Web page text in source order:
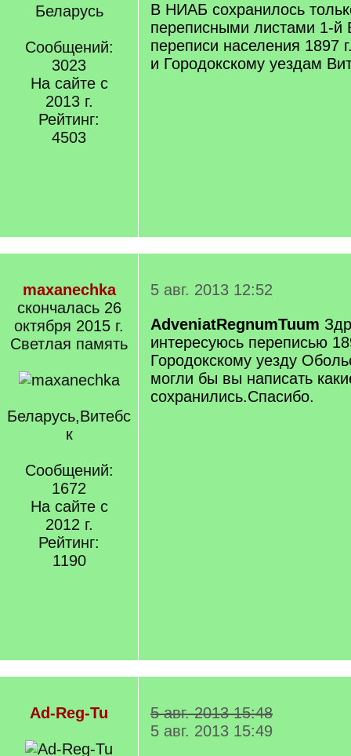
Беларусь
Сообщений:
3023
На сайте с
2013 г.
Рейтинг:
4503
В НИАБ сохранилось
переписными листами 1-й
переписи населения 1897
и Городокскому уездам
maxanechka
скончалась 26
октября 2015 г.
Светлая память
Беларусь,Витебс
к
Сообщений:
1672
На сайте с
2012 г.
Рейтинг:
1190
5 авг. 2013 12:52
AdveniatRegnumTuum
интересуюсь переписью
Городокскому уезду
могли бы вы написать
сохранились.Спасибо.
Ad-Reg-Tu
5 авг. 2013 15:48
5 авг. 2013 15:49